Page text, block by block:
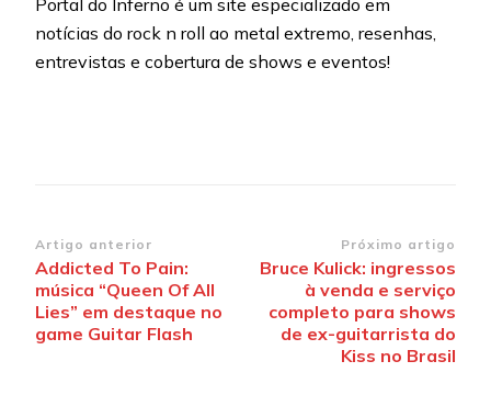
notícias do rock n roll ao metal extremo, resenhas,
entrevistas e cobertura de shows e eventos!
Navegação
de
post
Artigo anterior
Addicted To Pain:
música “Queen Of All
Lies” em destaque no
game Guitar Flash
Próximo artigo
Bruce Kulick: ingressos
à venda e serviço
completo para shows
de ex-guitarrista do
Kiss no Brasil